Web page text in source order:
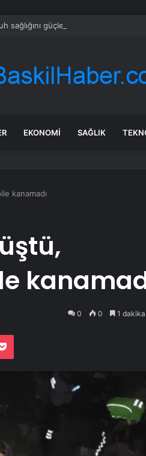
sağlığını güçlendiriyor
EKONOMI SAĞLIK
kanamadı
0 0 1
Pocket